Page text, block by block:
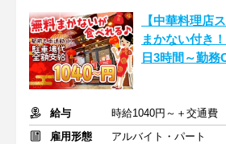
【中華料理店
まかない付き
日3時間～勤務
給与
時給1040円～＋交通費
雇用形態
アルバイト・パート